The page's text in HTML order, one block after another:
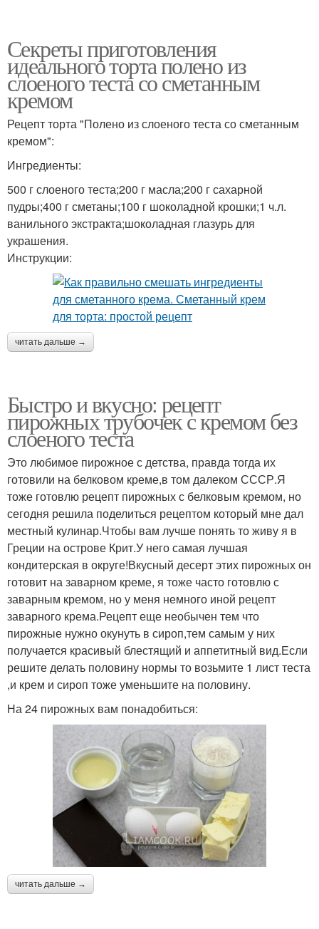
Секреты приготовления
идеального торта полено из
слоеного теста со сметанным
кремом
Рецепт торта "Полено из слоеного теста со сметанным
кремом":
Ингредиенты:
500 г слоеного теста;200 г масла;200 г сахарной
пудры;400 г сметаны;100 г шоколадной крошки;1 ч.л.
ванильного экстракта;шоколадная глазурь для
украшения.
Инструкции:
читать дальше →
Быстро и вкусно: рецепт
пирожных трубочек с кремом без
слоеного теста
Это любимое пирожное с детства, правда тогда их
готовили на белковом креме,в том далеком СССР.Я
тоже готовлю рецепт пирожных с белковым кремом, но
сегодня решила поделиться рецептом который мне дал
местный кулинар.Чтобы вам лучше понять то живу я в
Греции на острове Крит.У него самая лучшая
кондитерская в округе!Вкусный десерт этих пирожных он
готовит на заварном креме, я тоже часто готовлю с
заварным кремом, но у меня немного иной рецепт
заварного крема.Рецепт еще необычен тем что
пирожные нужно окунуть в сироп,тем самым у них
получается красивый блестящий и аппетитный вид.Если
решите делать половину нормы то возьмите 1 лист теста
,и крем и сироп тоже уменьшите на половину.
На 24 пирожных вам понадобиться:
читать дальше →